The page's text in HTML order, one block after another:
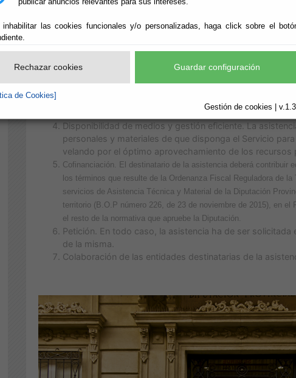
inhabilitar las cookies funcionales y/o personalizadas, haga click sobre el
Rechazar cookies Guardar configuración
de Cookies]
Gestión de cookies | v.1.3
Los principios básicos sobre los que se asienta la prestación
siguientes:
Proximidad. La asistencia provincial se prestará
los medios empleados a los puntos de asistencia, con
Racionalidad y adecuación técnica, económica y temporal.
Disponibilidad de medios y gestión eficiente. La
personales y materiales de que disponga el Servicio
velando por el óptimo aprovechamiento de los recursos
Cofinanciación. El destinatario de la asistencia deberá contribuir
los términos que resulte de la Ordenanza Fiscal Reguladora de
servicios de Asistencia Técnica y Material de la Diputación
territorio (B.O.P número 226, de 23 de noviembre de 2015), en
el resto de la normativa que apruebe la Diputación.
Petición. En todo caso, la asistencia ha de ser
de la misma.
Colaboración de las entidades destinatarias de la